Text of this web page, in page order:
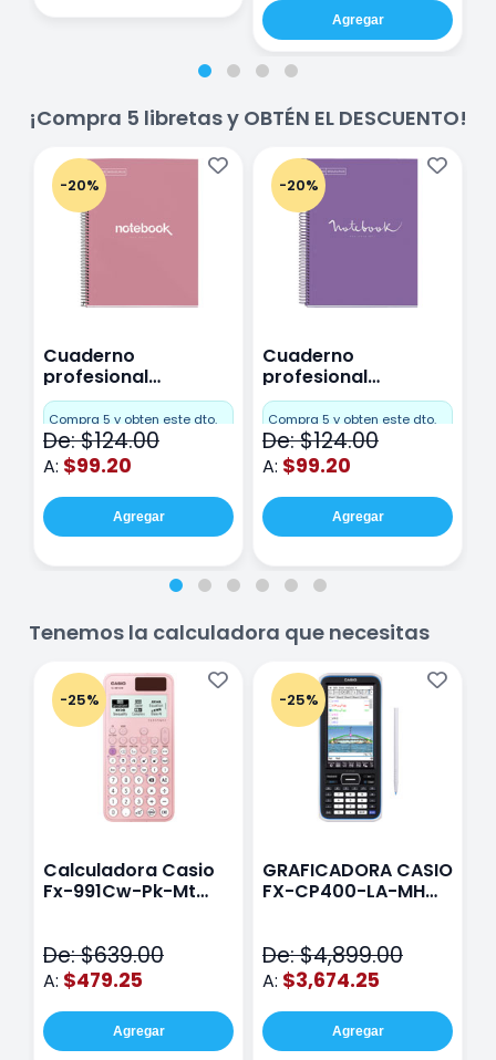
Agregar
¡Compra 5 libretas y OBTÉN EL DESCUENTO!
-20%
Cuaderno
profesional
Miquelrius Emotions
Cuadro Chico 80
hojas Rosa
Compra 5 y obten este dto.
De: $124.00
A: $99.20
Agregar
-20%
Cuaderno
profesional
Miquelrius Emotions
raya 80 hojas
Purpura
Compra 5 y obten este dto.
De: $124.00
A: $99.20
Agregar
Tenemos la calculadora que necesitas
-25%
Calculadora Casio
Fx-991Cw-Pk-Mt
De: $639.00
A: $479.25
Agregar
-25%
GRAFICADORA CASIO
FX-CP400-LA-MH
De: $4,899.00
A: $3,674.25
Agregar